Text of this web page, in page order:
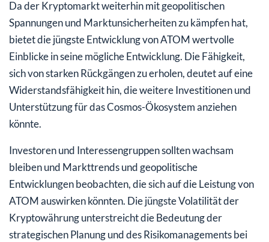
Da der Kryptomarkt weiterhin mit geopolitischen
Spannungen und Marktunsicherheiten zu kämpfen hat,
bietet die jüngste Entwicklung von ATOM wertvolle
Einblicke in seine mögliche Entwicklung. Die Fähigkeit,
sich von starken Rückgängen zu erholen, deutet auf eine
Widerstandsfähigkeit hin, die weitere Investitionen und
Unterstützung für das Cosmos-Ökosystem anziehen
könnte.
Investoren und Interessengruppen sollten wachsam
bleiben und Markttrends und geopolitische
Entwicklungen beobachten, die sich auf die Leistung von
ATOM auswirken könnten. Die jüngste Volatilität der
Kryptowährung unterstreicht die Bedeutung der
strategischen Planung und des Risikomanagements bei